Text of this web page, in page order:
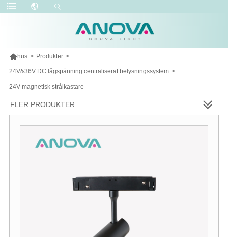
hus > Produkter >
24V&36V DC lågspänning centraliserat belysningssystem >
24V magnetisk strålkastare
FLER PRODUKTER